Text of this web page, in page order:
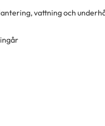
vattning och